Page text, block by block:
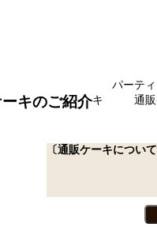
パーテ
キ
通
〔通販ケーキについ